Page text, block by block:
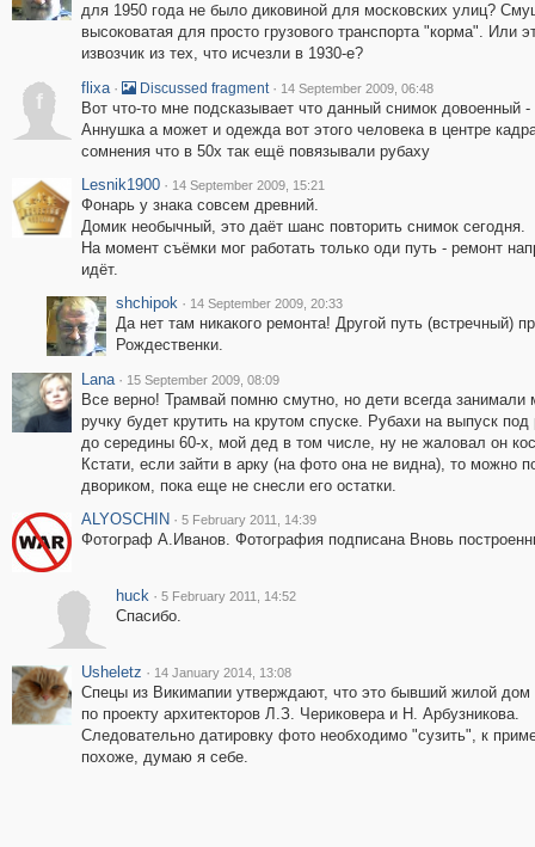
для 1950 года не было диковиной для московских улиц?
высоковатая для просто грузового транспорта "корма". Или
извозчик из тех, что исчезли в 1930-е?
f
flixa · Discussed fragment · 14 September 2009, 06:48
Вот что-то мне подсказывает что данный снимок довоенный
Аннушка а может и одежда вот этого человека в центре
сомнения что в 50х так ещё повязывали рубаху
Lesnik1900 · 14 September 2009, 15:21
Фонарь у знака совсем древний.
Домик необычный, это даёт шанс повторить снимок сегодня.
На момент съёмки мог работать только оди путь - ремонт
идёт.
shchipok · 14 September 2009, 20:33
Да нет там никакого ремонта! Другой путь (встречный)
Рождественки.
Lana · 15 September 2009, 08:09
Все верно! Трамвай помню смутно, но дети всегда занимали
ручку будет крутить на крутом спуске. Рубахи на выпуск
до середины 60-х, мой дед в том числе, ну не жаловал он
Кстати, если зайти в арку (на фото она не видна), то можно
двориком, пока еще не снесли его остатки.
ALYOSCHIN · 5 February 2011, 14:39
Фотограф А.Иванов. Фотография подписана Вновь
huck · 5 February 2011, 14:52
Спасибо.
Usheletz · 14 January 2014, 13:08
Спецы из Викимапии утверждают, что это бывший жилой дом
по проекту архитекторов Л.З. Чериковера и Н. Арбузникова.
Следовательно датировку фото необходимо "сузить", к
похоже, думаю я себе.